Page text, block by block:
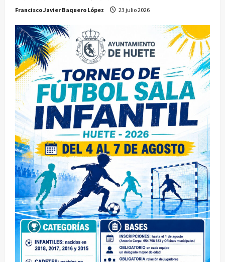
Francisco Javier Baquero López 23 julio 2026